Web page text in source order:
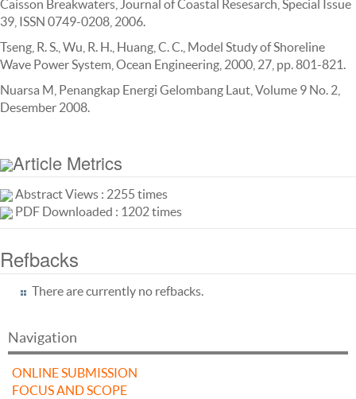
Caisson Breakwaters, Journal of Coastal Resesarch, Special Issue
39, ISSN 0749-0208, 2006.
Tseng, R. S., Wu, R. H., Huang, C. C., Model Study of Shoreline
Wave Power System, Ocean Engineering, 2000, 27, pp. 801-821.
Nuarsa M, Penangkap Energi Gelombang Laut, Volume 9 No. 2,
Desember 2008.
Article Metrics
Abstract Views : 2255 times
PDF Downloaded : 1202 times
Refbacks
There are currently no refbacks.
Navigation
ONLINE SUBMISSION
FOCUS AND SCOPE